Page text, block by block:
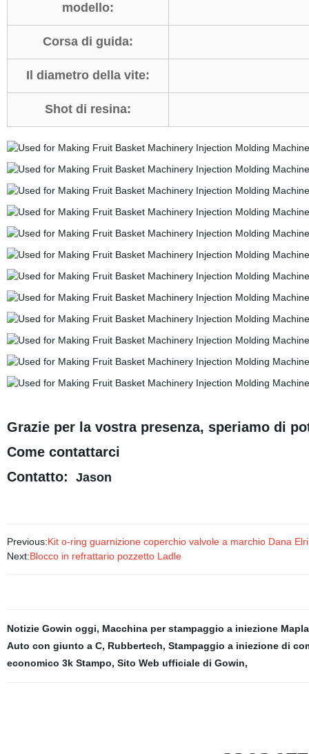
modello:
Corsa di guida:
Il diametro della vite:
Shot di resina:
Grazie per la vostra presenza, speriamo di
Come contattarci
Contatto:
Jason
Previous:Kit o-ring guarnizione coperchio valvole a marchio Dana
Next:Blocco in refrattario pozzetto Ladle
Notizie Gowin oggi, Macchina per stampaggio a iniezione
Auto con giunto a C, Rubbertech, Stampaggio a iniezione di
economico 3k Stampo, Sito Web ufficiale di Gowin,